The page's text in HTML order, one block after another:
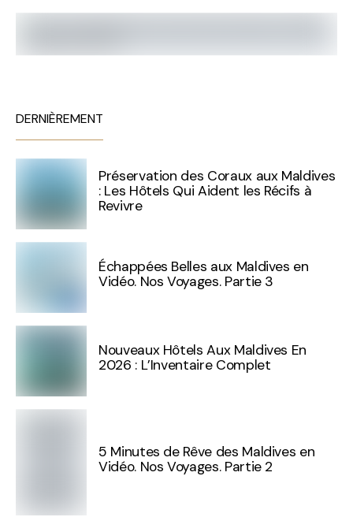
DERNIÈREMENT
Préservation des Coraux aux Maldives
: Les Hôtels Qui Aident les Récifs à
Revivre
Échappées Belles aux Maldives en
Vidéo. Nos Voyages. Partie 3
Nouveaux Hôtels Aux Maldives En
2026 : L’Inventaire Complet
5 Minutes de Rêve des Maldives en
Vidéo. Nos Voyages. Partie 2